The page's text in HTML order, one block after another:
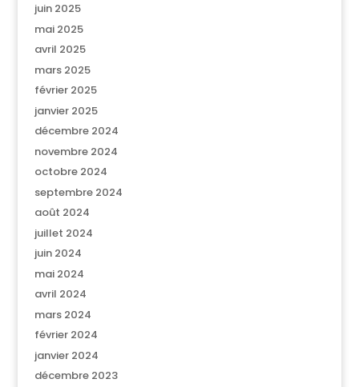
juin 2025
mai 2025
avril 2025
mars 2025
février 2025
janvier 2025
décembre 2024
novembre 2024
octobre 2024
septembre 2024
août 2024
juillet 2024
juin 2024
mai 2024
avril 2024
mars 2024
février 2024
janvier 2024
décembre 2023